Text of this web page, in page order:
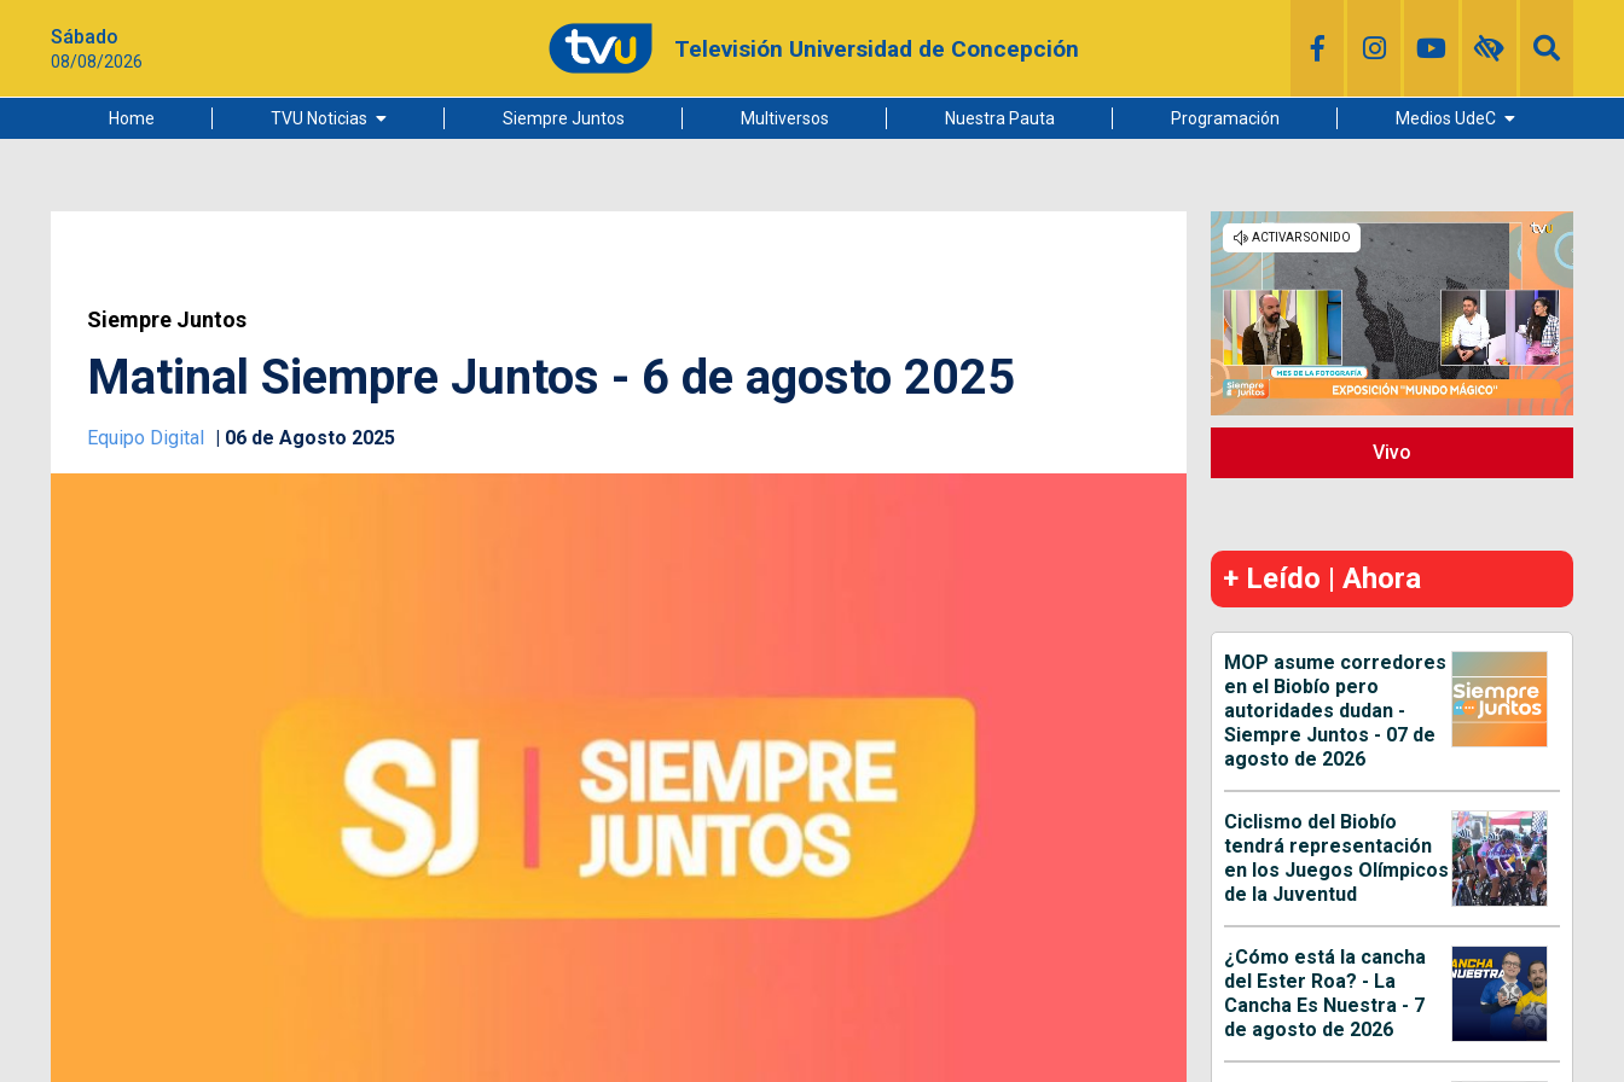
Sábado
08/08/2026 Televisión Universidad de Concepción
Home TVU Noticias
Ciudad
Siempre Juntos Multiversos Nuestra Pauta Programación Medios UdeC
Radio UdeC
Noticias UdeC
La Discusión
Siempre Juntos
Matinal Siempre Juntos - 6 de agosto 2025
Equipo Digital 06 de Agosto 2025
Vivo
+ Leído | Ahora
MOP asume corredores
en el Biobío pero
autoridades dudan -
Siempre Juntos - 07 de
agosto de 2026
Ciclismo del Biobío
tendrá representación
en los Juegos Olímpicos
de la Juventud
¿Cómo está la cancha
del Ester Roa? - La
Cancha Es Nuestra - 7
de agosto de 2026